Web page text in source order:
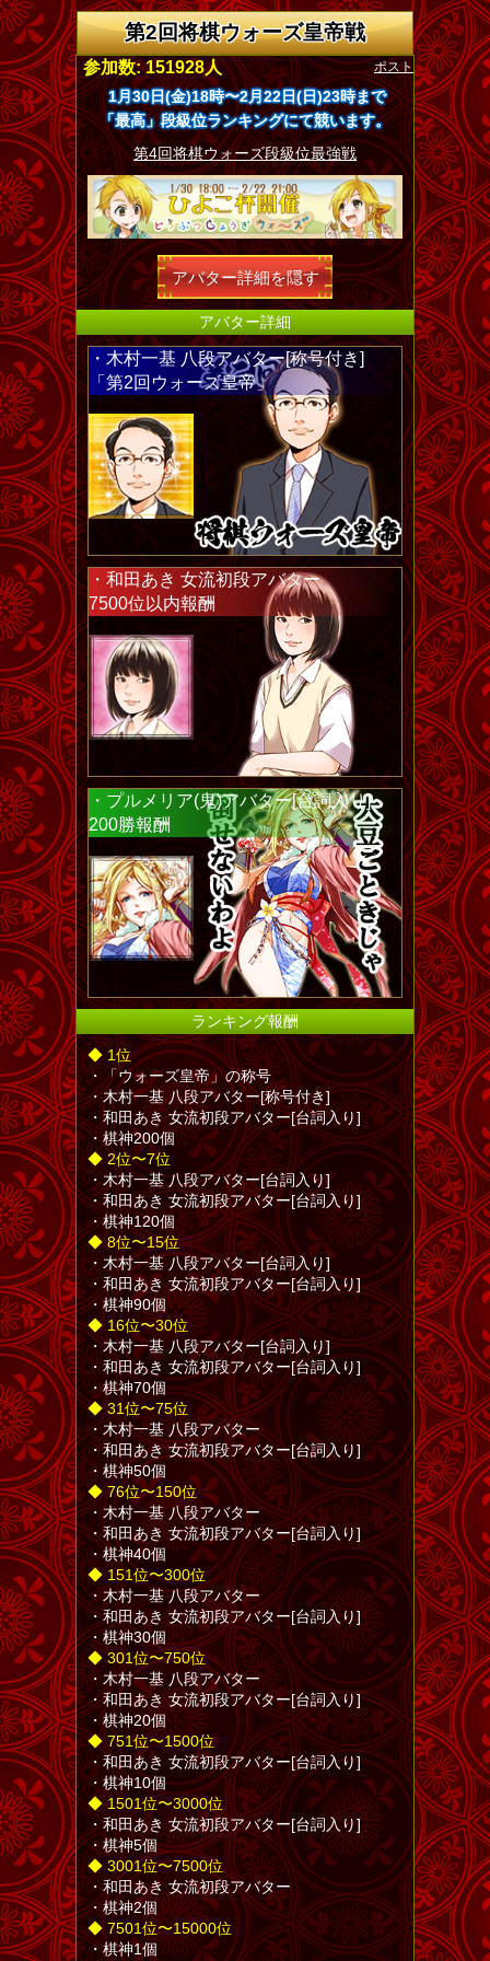
第2回将棋ウォーズ皇帝戦
ポスト
参加数: 151928人
1月30日(金)18時〜2月22日(日)23時まで
「最高」段級位ランキングにて競います。
第4回将棋ウォーズ段級位最強戦
アバター詳細を隠す
アバター詳細
・木村一基 八段アバター[称号付き]
「第2回ウォーズ皇帝」
・和田あき 女流初段アバター
7500位以内報酬
・プルメリア(鬼)アバター[台詞入り]
200勝報酬
ランキング報酬
◆ 1位
・「ウォーズ皇帝」の称号
・木村一基 八段アバター[称号付き]
・和田あき 女流初段アバター[台詞入り]
・棋神200個
◆ 2位〜7位
・木村一基 八段アバター[台詞入り]
・和田あき 女流初段アバター[台詞入り]
・棋神120個
◆ 8位〜15位
・木村一基 八段アバター[台詞入り]
・和田あき 女流初段アバター[台詞入り]
・棋神90個
◆ 16位〜30位
・木村一基 八段アバター[台詞入り]
・和田あき 女流初段アバター[台詞入り]
・棋神70個
◆ 31位〜75位
・木村一基 八段アバター
・和田あき 女流初段アバター[台詞入り]
・棋神50個
◆ 76位〜150位
・木村一基 八段アバター
・和田あき 女流初段アバター[台詞入り]
・棋神40個
◆ 151位〜300位
・木村一基 八段アバター
・和田あき 女流初段アバター[台詞入り]
・棋神30個
◆ 301位〜750位
・木村一基 八段アバター
・和田あき 女流初段アバター[台詞入り]
・棋神20個
◆ 751位〜1500位
・和田あき 女流初段アバター[台詞入り]
・棋神10個
◆ 1501位〜3000位
・和田あき 女流初段アバター[台詞入り]
・棋神5個
◆ 3001位〜7500位
・和田あき 女流初段アバター
・棋神2個
◆ 7501位〜15000位
・棋神1個